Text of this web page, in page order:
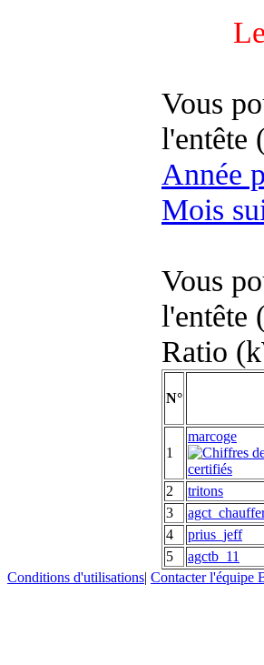
Vous
l'entête
Année
Mois
Vous
l'entête
Ratio
N°
1
marcoge
2
tritons
3
4
prius_jeff
5
agctb_11
Conditions d'utilisations| Contacter l'équipe